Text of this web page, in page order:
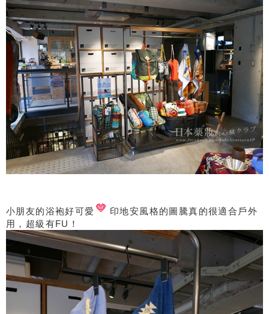
小朋友的浴袍好可愛
印地安風格的圖騰真的很適合戶外
用，超級有FU！